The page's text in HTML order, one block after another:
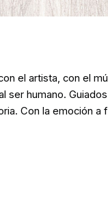
el artista, con el
ser humano.
Con la emoción a